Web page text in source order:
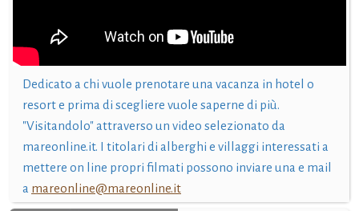
Dedicato a chi vuole prenotare una vacanza in hotel o
resort e prima di scegliere vuole saperne di più.
"Visitandolo" attraverso un video selezionato da
mareonline.it. I titolari di alberghi e villaggi interessati a
mettere on line propri filmati possono inviare una e mail
a mareonline@mareonline.it